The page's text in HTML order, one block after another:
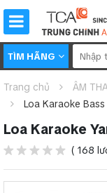
TÌM HÃNG
Trang chủ ÂM
Loa Karaoke
Loa Karaoke
( 168